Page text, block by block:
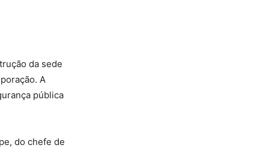
da sede
A
pública
do chefe de